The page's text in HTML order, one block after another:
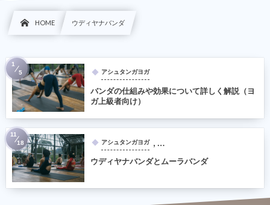
HOME ウディヤナバンダ
アシュタンガヨガ
バンダの仕組みや効果について詳しく解説（ヨ
ガ上級者向け）
1
5
アシュタンガヨガ , …
ウディヤナバンダとムーラバンダ
11
18